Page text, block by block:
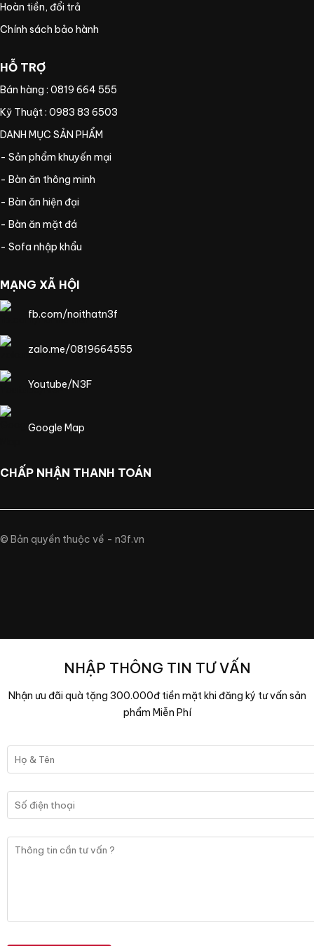
Hoàn tiền, đổi trả
Chính sách bảo hành
HỖ TRỢ
Bán hàng : 0819 664 555
Kỹ Thuật : 0983 83 6503
DANH MỤC SẢN PHẨM
- Sản phẩm khuyến mại
- Bàn ăn thông minh
- Bàn ăn hiện đại
- Bàn ăn mặt đá
- Sofa nhập khẩu
MẠNG XÃ HỘI
fb.com/noithatn3f
zalo.me/0819664555
Youtube/N3F
Google Map
CHẤP NHẬN THANH TOÁN
© Bản quyền thuộc về - n3f.vn
NHẬP THÔNG TIN TƯ VẤN
Nhận ưu đãi quà tặng 300.000đ tiền mặt khi đăng ký tư vấn sản
phẩm Miễn Phí